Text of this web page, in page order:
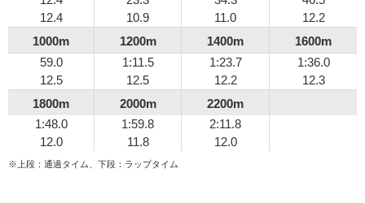
12.4
10.9
11.0
12.2
1000m
1200m 1400m
1600m
59.0
12.5
1:11.5
12.5
1:23.7
12.2
1:36.0
12.3
1800m
2000m
2200m
1:48.0
12.0
1:59.8
11.8
2:11.8
12.0
※上段：通過タイム、下段：ラップタイム